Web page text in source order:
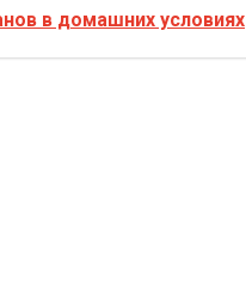
в домашних условиях